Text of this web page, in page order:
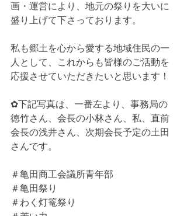
画・運営により、地元の祭りを大いに
盛り上げて下さっております。
私も郷土を心から愛する地域住民の一
人として、これからも皆様のご活動を
応援させていただきたいと思います！
✿下記写真は、一番左より、事務局の
徳竹さん、会長の小林さん、私、直前
会長の浅井さん、次期会長予定の土田
さんです。
＃亀田商工会議所青年部
＃亀田祭り
＃わく灯篭祭り